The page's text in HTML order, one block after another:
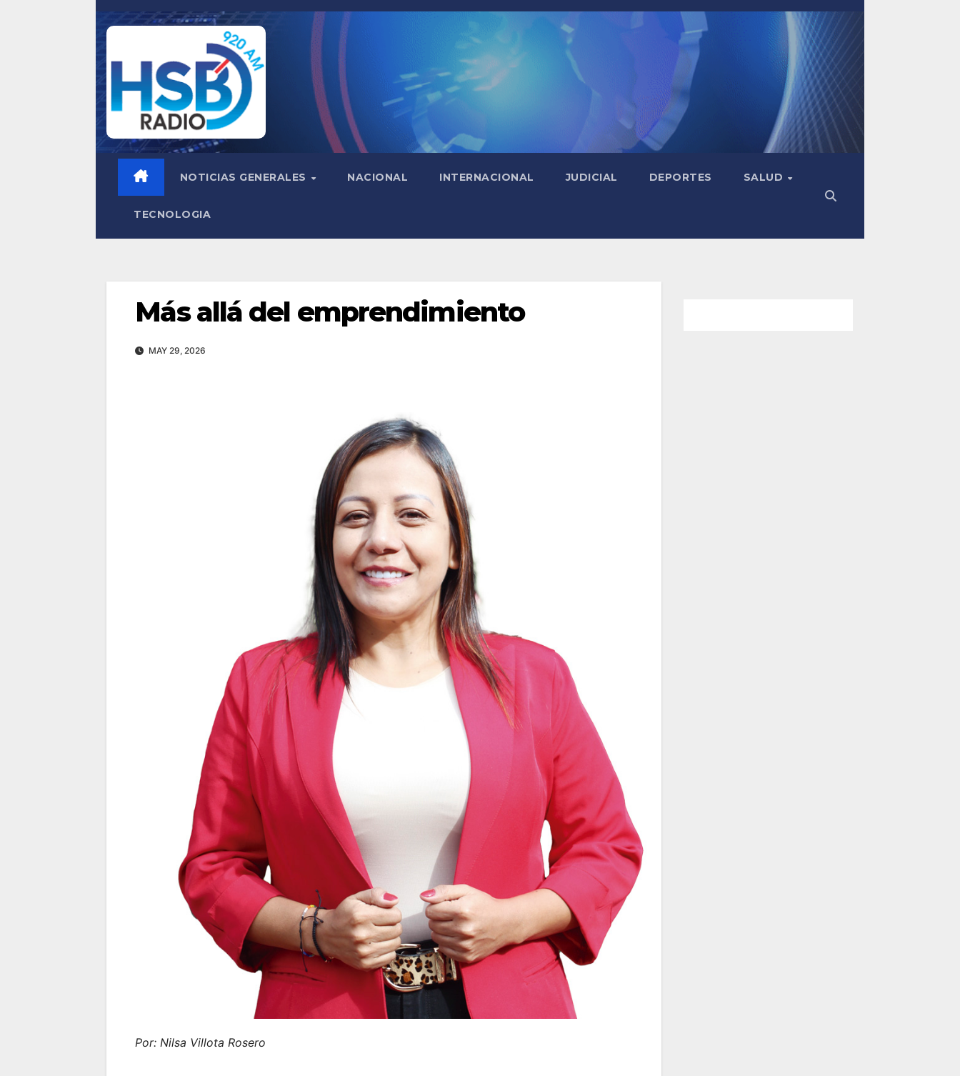
Saltar
NOTICIAS GENERALES NACIONAL INTERNACIONAL JUDICIAL DEPORTES SALUD
TECNOLOGIA
Más allá del emprendimiento
MAY 29, 2026
Por: Nilsa Villota Rosero